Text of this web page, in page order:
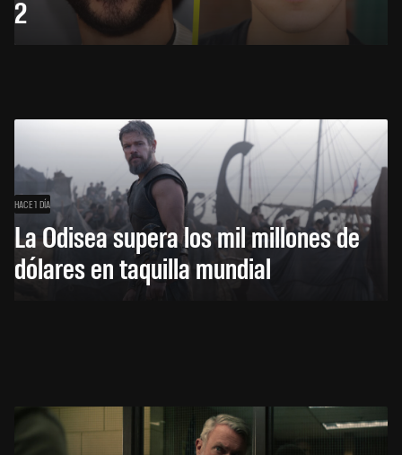
2
HACE 1 DÍA
La Odisea supera los mil millones de
dólares en taquilla mundial